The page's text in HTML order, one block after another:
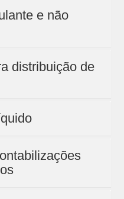
e não
distribuição de